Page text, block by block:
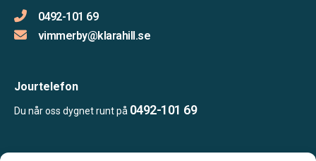
0492-101 69
vimmerby@klarahill.se
Jourtelefon
Du når oss dygnet runt på 0492-101 69